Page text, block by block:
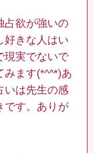
占欲が強いの
好きな人はい
現実でないで
みます(*^^*)あ
いは先生の感
です。ありが